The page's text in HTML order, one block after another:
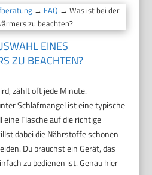
→ FAQ → Was ist bei der
zu beachten?
EINES
ZU BEACHTEN?
zählt oft jede Minute.
Schlafmangel ist eine typische
Flasche auf die richtige
dabei die Nährstoffe schonen
Du brauchst ein Gerät, das
zu bedienen ist. Genau hier